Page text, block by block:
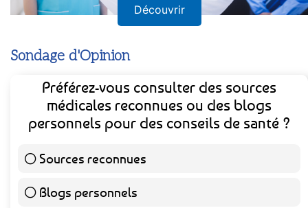
Découvrir
Sondage d'Opinion
Préférez-vous consulter des sources
médicales reconnues ou des blogs
personnels pour des conseils de santé ?
Sources reconnues
Blogs personnels